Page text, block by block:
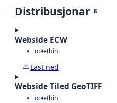
Distribusjonar 8
Webside ECW
octetbin
Last ned
Webside Tiled GeoTIFF
octetbin